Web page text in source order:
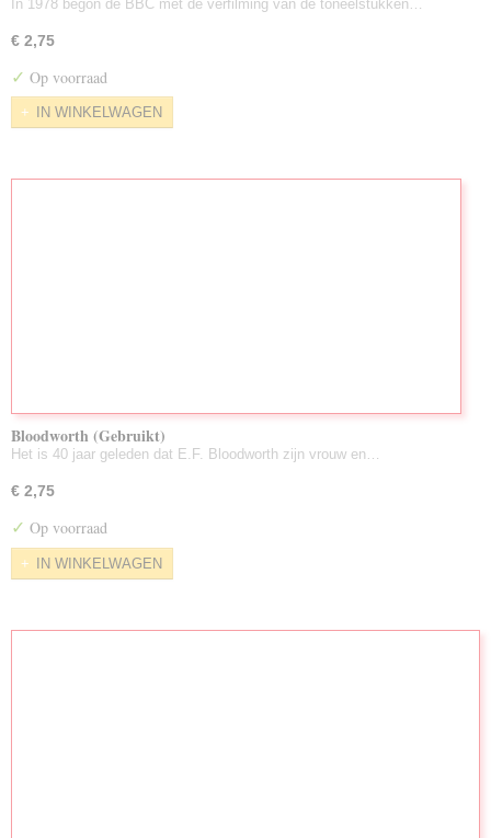
In 1978 begon de BBC met de verfilming van de toneelstukken…
€ 2,75
✓ Op voorraad
IN WINKELWAGEN
Bloodworth (Gebruikt)
Het is 40 jaar geleden dat E.F. Bloodworth zijn vrouw en…
€ 2,75
✓ Op voorraad
IN WINKELWAGEN